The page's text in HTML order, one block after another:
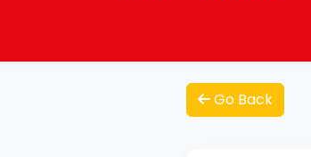
Go Back